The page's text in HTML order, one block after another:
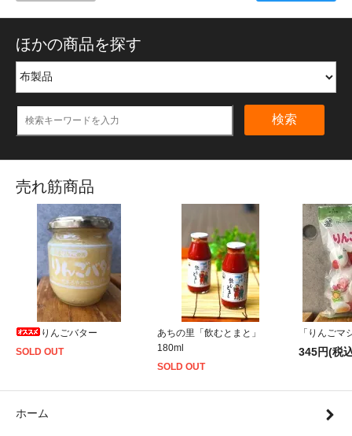
ほかの商品を探す
検索
売れ筋商品
りんごバター
SOLD OUT
あちの里「飲むとまと」
180ml
SOLD OUT
「りんごマ
345円(税
ホーム